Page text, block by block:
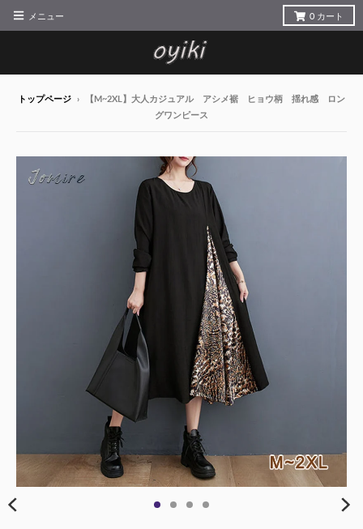
メニュー 0 カート
トップページ ›
【M~2XL】大人カジュアル アシメ裾 ヒョウ柄 揺れ感 ロン
グワンピース